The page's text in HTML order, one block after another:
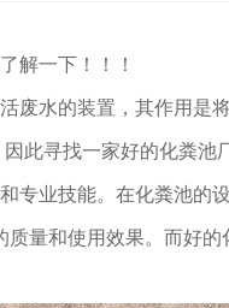
解一下！！！
水的装置，其作用是
此寻找一家好的化粪池
专业技能。在化粪池的
量和使用效果。而好